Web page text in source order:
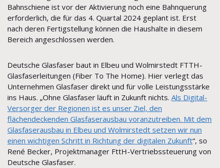
Bahnschiene ist vor der Aktivierung noch eine Bahnquerung
erforderlich, die für das 4. Quartal 2024 geplant ist. Erst
nach deren Fertigstellung können die Haushalte in diesem
Bereich angeschlossen werden.
Deutsche Glasfaser baut in Elbeu und Wolmirstedt FTTH-
Glasfaserleitungen (Fiber To The Home). Hier verlegt das
Unternehmen Glasfaser direkt und für volle Leistungsstärke
ins Haus. „Ohne Glasfaser läuft in Zukunft nichts. Als Digital-
Versorger der Regionen ist es unser Ziel, den
flächendeckenden Glasfaserausbau voranzutreiben. Mit dem
Glasfaserausbau in Elbeu und Wolmirstedt setzen wir nun
einen wichtigen Schritt in Richtung der digitalen Zukunft“, so
René Becker, Projektmanager FttH-Vertriebssteuerung von
Deutsche Glasfaser.